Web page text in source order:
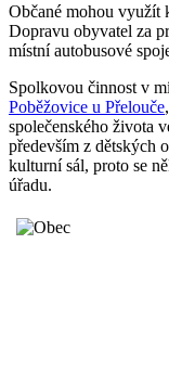
Občané mohou využít
Dopravu obyvatel za
místní autobusové
Spolkovou činnost v
Poběžovice u Přelouče
společenského života
především z dětských
kulturní sál, proto se
úřadu.